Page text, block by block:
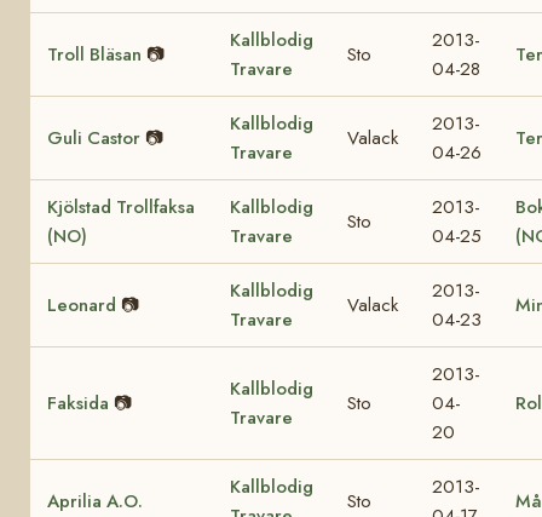
Troll Bläsan 📷
Kallblodig
Travare
Sto
2013-
04-28
Guli Castor 📷
Kallblodig
Travare
Valack
2013-
04-26
Kjölstad Trollfaksa
(NO)
Kallblodig
Travare
Sto
2013-
04-25
Leonard 📷
Kallblodig
Travare
Valack
2013-
04-23
Faksida 📷
Kallblodig
Travare
Sto
2013-
04-
20
Aprilia A.O.
Kallblodig
Sto
2013-